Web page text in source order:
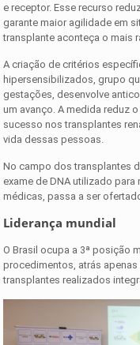
e receptor. Esse recurso
garante maior agilidade em
transplante aconteça o mais
A criação de critérios
hipersensibilizados, grupo
gestações, desenvolve
um avanço. A medida reduz
sucesso nos transplantes
vida dessas pessoas.
No campo dos transplantes
exame de DNA utilizado
médicas, passa a ser
Liderança mundial
O Brasil ocupa a 3ª posição
procedimentos, atrás
transplantes realizados